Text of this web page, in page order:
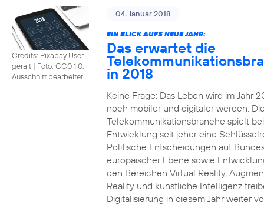
Credits: Pixabay User
geralt | Foto: CC0 1.0,
Ausschnitt bearbeitet
04. Januar 2018
EIN BLICK AUFS NEUE JAHR:
Das erwartet die
in 2018
Keine Frage: Das Leben wird im Jahr
noch mobiler und digitaler werden.
Telekommunikationsbranche spielt
Entwicklung seit jeher eine
Politische Entscheidungen auf
europäischer Ebene sowie
den Bereichen Virtual Reality,
Reality und künstliche Intelligenz
Digitalisierung in diesem Jahr weiter